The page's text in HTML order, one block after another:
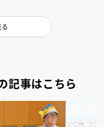
記事はこちら